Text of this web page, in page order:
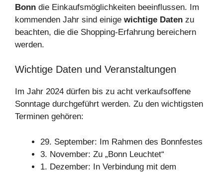
Bonn die Einkaufsmöglichkeiten beeinflussen. Im
kommenden Jahr sind einige wichtige Daten zu
beachten, die die Shopping-Erfahrung bereichern
werden.
Wichtige Daten und Veranstaltungen
Im Jahr 2024 dürfen bis zu acht verkaufsoffene
Sonntage durchgeführt werden. Zu den wichtigsten
Terminen gehören:
29. September: Im Rahmen des Bonnfestes
3. November: Zu „Bonn Leuchtet“
1. Dezember: In Verbindung mit dem